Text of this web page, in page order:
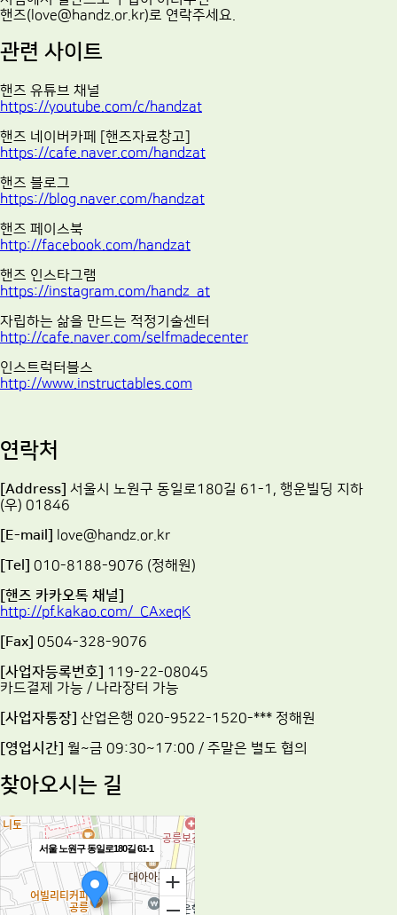
핸즈(love@handz.or.kr)로 연락주세요.
관련 사이트
핸즈 유튜브 채널
https://youtube.com/c/handzat
핸즈 네이버카페 [핸즈자료창고]
https://cafe.naver.com/handzat
핸즈 블로그
https://blog.naver.com/handzat
핸즈 페이스북
http://facebook.com/handzat
핸즈 인스타그램
https://instagram.com/handz_at
자립하는 삶을 만드는 적정기술센터
http://cafe.naver.com/selfmadecenter
인스트럭터블스
http://www.instructables.com
연락처
[Address] 서울시 노원구 동일로180길 61-1, 행운빌딩 지하
(우) 01846
[E-mail] love@handz.or.kr
[Tel] 010-8188-9076 (정해원)
[핸즈 카카오톡 채널]
http://pf.kakao.com/_CAxeqK
[Fax] 0504-328-9076
[사업자등록번호] 119-22-08045
카드결제 가능 / 나라장터 가능
[사업자통장] 산업은행 020-9522-1520-*** 정해원
[영업시간] 월~금 09:30~17:00 / 주말은 별도 협의
찾아오시는 길
서울 노원구 동일로180길 61-1